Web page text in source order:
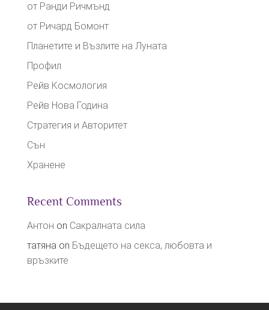
от Ранди Ричмънд
от Ричард Бомонт
Планетите и Възлите на Луната
Профил
Рейв Космология
Рейв Нова Година
Стратегия и Авторитет
Сън
Хранене
Recent Comments
Антон on Сакралната сила
татяна on Бъдещето на секса, любовта и
връзките